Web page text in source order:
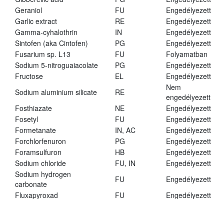
Geraniol
FU
Engedélyezett
Garlic extract
RE
Engedélyezett
Gamma-cyhalothrin
IN
Engedélyezett
Sintofen (aka Cintofen)
PG
Engedélyezett
Fusarium sp. L13
FU
Folyamatban
Sodium 5-nitroguaiacolate
PG
Engedélyezett
Fructose
EL
Engedélyezett
Sodium aluminium silicate
RE
Nem
engedélyezett
Fosthiazate
NE
Engedélyezett
Fosetyl
FU
Engedélyezett
Formetanate
IN, AC
Engedélyezett
Forchlorfenuron
PG
Engedélyezett
Foramsulfuron
HB
Engedélyezett
Sodium chloride
FU, IN
Engedélyezett
Sodium hydrogen
carbonate
FU
Engedélyezett
Fluxapyroxad
FU
Engedélyezett